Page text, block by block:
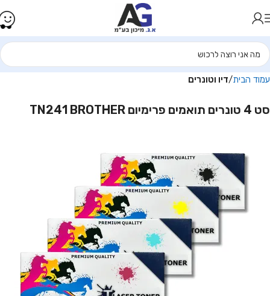
עמוד הבית דיו וטונרים
סט 4 טונרים תואמים פרימיום TN241 BROTHER